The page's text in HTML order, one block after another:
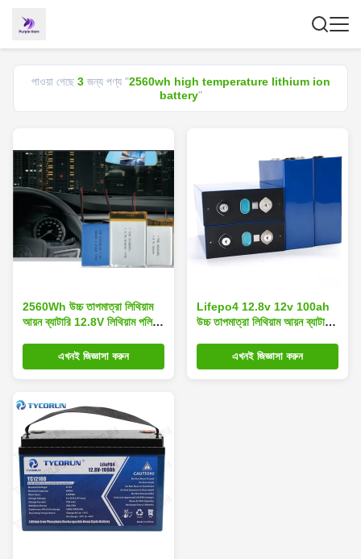
পাওয়া গেছে 3জন্য পণ্য "2560wh high temperature lithium ion
battery"
2560Wh উচ্চ তাপমাত্রা লিথিয়াম
আয়ন ব্যাটারি 12.8V লিথিয়াম পলিমার
এখনই জিজ্ঞাসা করুন
Lifepo4 12.8v 12v 100ah
উচ্চ তাপমাত্রা লিথিয়াম আয়ন ব্যাটারি
এখনই জিজ্ঞাসা করুন